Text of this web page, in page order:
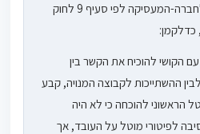
להעברת נטל ההוכחה לחברה-המעסיקה לפי סעיף 9 לחוק
כדלקמן:
הקושי להוכיח את הקשר בין
ההשתייכות לקבוצה המנויה, קבע
הנטל הראשוני להוכחה כי לא היה
לפיטורי מוטל על העובד, אך